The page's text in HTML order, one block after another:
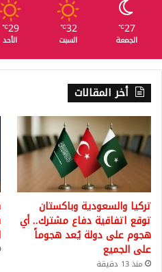
27
℃
الجمعة
32
℃
السبت
29
℃
الأحد
أخر المقالات
تركيا والسعودية وباكستان
توقع اتفاقية دفاع مشترك.. أي
هجوم على دولة يُعد هجوماً
على الجميع
منذ 13 دقيقة